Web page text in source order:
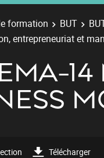
formation BUT
entrepreneuriat et
14
Télécharger